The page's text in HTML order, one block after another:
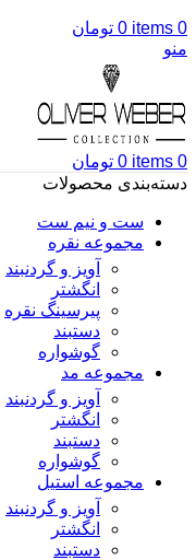
0
items
0 تومان
منو
0
items
0 تومان
دسته‌بندی محصولات
ست و نیم ست
مجموعه نقره
آویز و گردنبند
انگشتر
پیرسینگ نقره
دستبند
گوشواره
مجموعه مد
آویز و گردنبند
انگشتر
دستبند
گوشواره
مجموعه استیل
آویز و گردنبند
انگشتر
دستبند